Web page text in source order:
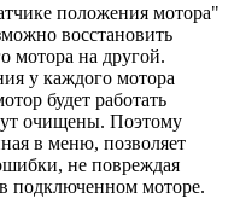
положения мотора"
восстановить
мотора на другой.
у каждого мотора
будет работать
очищены. Поэтому
в меню, позволяет
не повреждая
подключенном моторе.